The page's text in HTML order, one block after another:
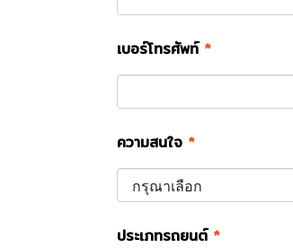
เบอร์โทรศัพท์ *
ความสนใจ *
ประเภทรถยนต์ *